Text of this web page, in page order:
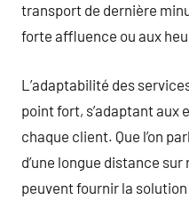
transport de dernière
forte affluence ou aux
L’adaptabilité des
point fort, s’adaptant aux
chaque client. Que l’on
d’une longue distance
peuvent fournir la